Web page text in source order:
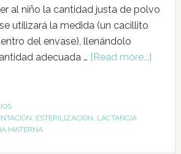
al niño la cantidad justa de polvo
utilizará la medida (un cacillito
del envase), llenándolo
adecuada … [Read more...]
, ESTERILIZACIÓN, LACTANCIA
MATERNA